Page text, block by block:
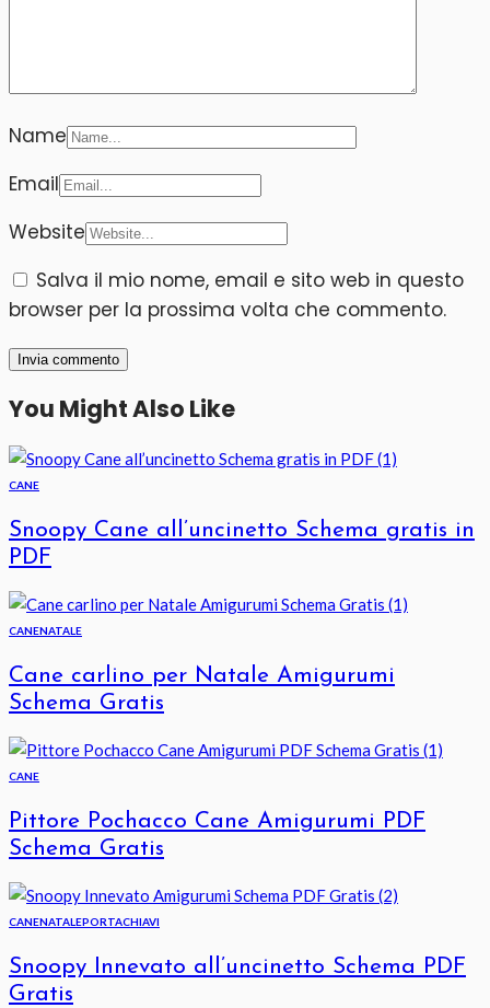
Name
Email
Website
Salva il mio nome, email e sito web in questo
browser per la prossima volta che commento.
You Might Also Like
CANE
Snoopy Cane all’uncinetto Schema gratis in
PDF
CANENATALE
Cane carlino per Natale Amigurumi
Schema Gratis
CANE
Pittore Pochacco Cane Amigurumi PDF
Schema Gratis
CANENATALEPORTACHIAVI
Snoopy Innevato all’uncinetto Schema PDF
Gratis